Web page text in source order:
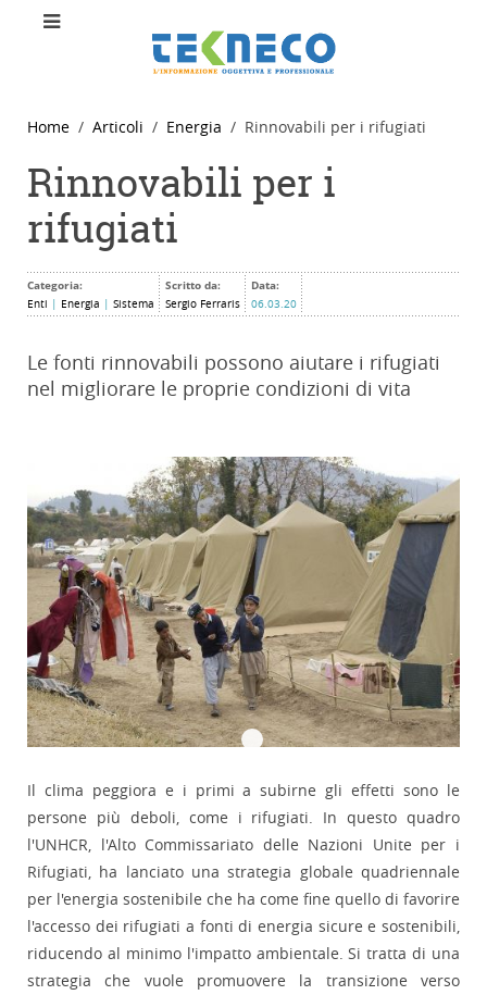
Home Articoli Energia Rinnovabili per i rifugiati
Rinnovabili per i
rifugiati
Categoria:
Enti | Energia | Sistema
Scritto da:
Sergio Ferraris
Data:
06.03.20
Le fonti rinnovabili possono aiutare i rifugiati
nel migliorare le proprie condizioni di vita
Il clima peggiora e i primi a subirne gli effetti sono le
persone più deboli, come i rifugiati. In questo quadro
l'UNHCR, l'Alto Commissariato delle Nazioni Unite per i
Rifugiati, ha lanciato una strategia globale quadriennale
per l'energia sostenibile che ha come fine quello di favorire
l'accesso dei rifugiati a fonti di energia sicure e sostenibili,
riducendo al minimo l'impatto ambientale. Si tratta di una
strategia che vuole promuovere la transizione verso